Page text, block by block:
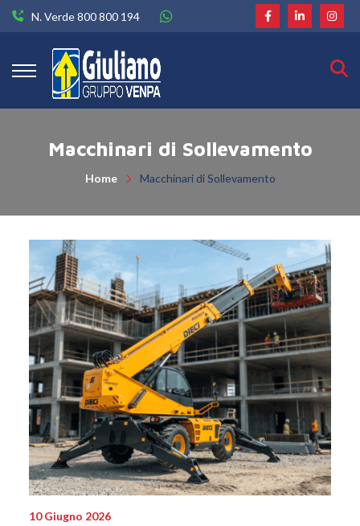
N. Verde 800 800 194
Macchinari di Sollevamento
Home Macchinari di Sollevamento
10 Giugno 2026